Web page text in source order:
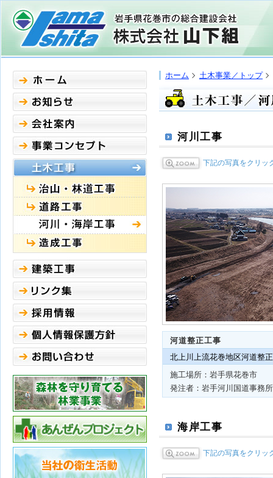
ホーム 土木事業／トップ
河川工事
下記の写真をクリッ
河道整正工事
北上川上流花巻地区河道整
施工場所：岩手県花巻市
発注者：岩手河川国道事務所
海岸工事
下記の写真をクリッ